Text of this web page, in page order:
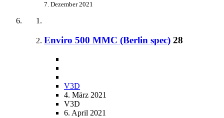
7. Dezember 2021
Enviro 500 MMC (Berlin spec) 28
V3D
4. März 2021
V3D
6. April 2021